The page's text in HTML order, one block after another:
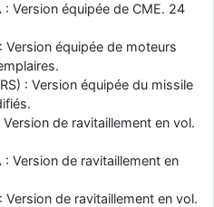
: Version équipée de CME. 24
Version équipée de moteurs
: Version équipée du missile
de ravitaillement en vol.
: Version de ravitaillement en
Version de ravitaillement en vol.